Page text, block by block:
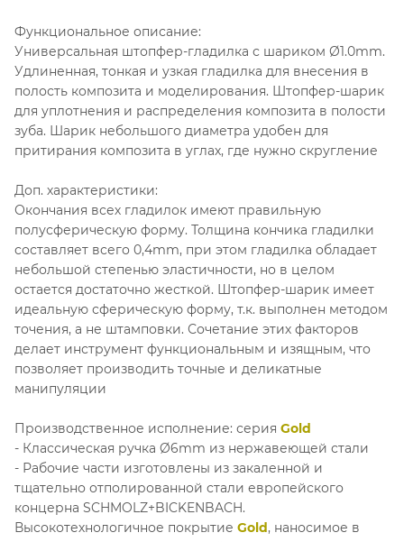
Функциональное описание:
Универсальная штопфер-гладилка с шариком Ø1.0mm.
Удлиненная, тонкая и узкая гладилка для внесения в
полость композита и моделирования. Штопфер-шарик
для уплотнения и распределения композита в полости
зуба. Шарик небольшого диаметра удобен для
притирания композита в углах, где нужно скругление
Доп. характеристики:
Окончания всех гладилок имеют правильную
полусферическую форму. Толщина кончика гладилки
составляет всего 0,4mm, при этом гладилка обладает
небольшой степенью эластичности, но в целом
остается достаточно жесткой. Штопфер-шарик имеет
идеальную сферическую форму, т.к. выполнен методом
точения, а не штамповки. Сочетание этих факторов
делает инструмент функциональным и изящным, что
позволяет производить точные и деликатные
манипуляции
Производственное исполнение: серия Gold
- Классическая ручка Ø6mm из нержавеющей стали
- Рабочие части изготовлены из закаленной и
тщательно отполированной стали европейского
концерна SCHMOLZ+BICKENBACH.
Высокотехнологичное покрытие Gold, наносимое в